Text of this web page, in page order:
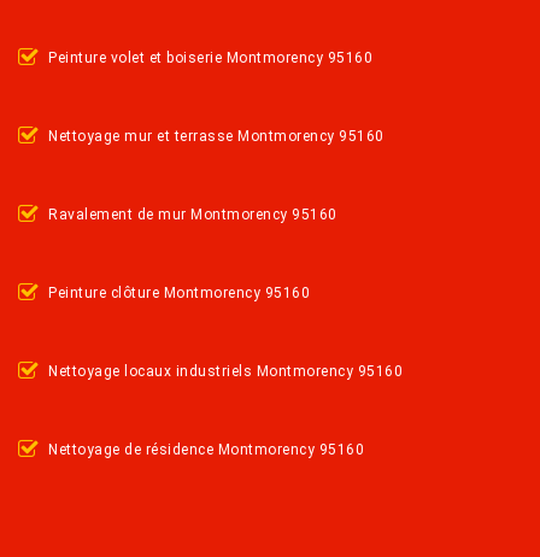
Peinture volet et boiserie Montmorency 95160
Nettoyage mur et terrasse Montmorency 95160
Ravalement de mur Montmorency 95160
Peinture clôture Montmorency 95160
Nettoyage locaux industriels Montmorency 95160
Nettoyage de résidence Montmorency 95160